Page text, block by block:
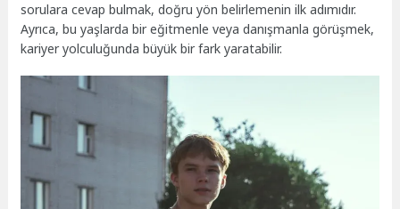
sorulara cevap bulmak, doğru yön belirlemenin ilk adımıdır.
Ayrıca, bu yaşlarda bir eğitmenle veya danışmanla görüşmek,
kariyer yolculuğunda büyük bir fark yaratabilir.